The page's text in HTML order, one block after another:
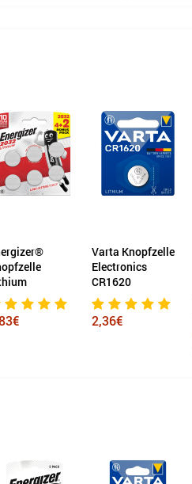
Varta Knopfzelle
Electronics
CR1620
2,36€